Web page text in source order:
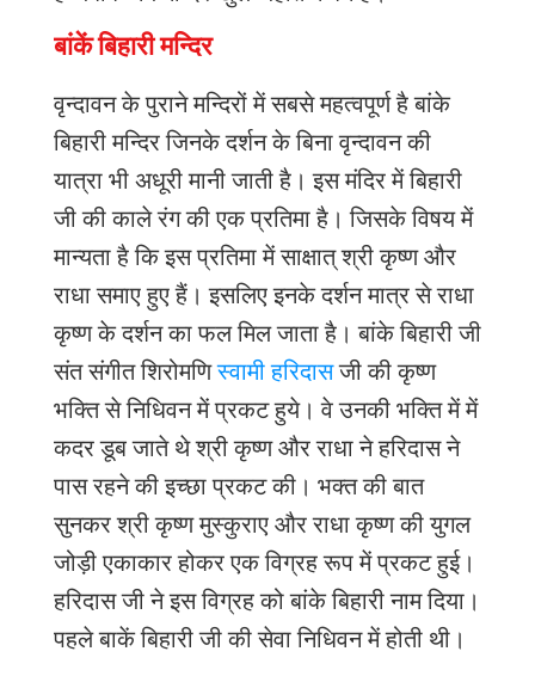
बांकें बिहारी मन्दिर
वृन्दावनकेपुरानेमन्दिरोंमेंसबसेमहत्वपूर्णहैबांके
बिहारीमन्दिरजिनकेदर्शनकेबिनावृन्दावनकी
यात्राभीअधूरीमानीजातीहै। इसमंदिरमेंबिहारी
जीकीकालेरंगकीएकप्रतिमाहै। जिसकेविषयमें
मान्यताहैकिइसप्रतिमामेंसाक्षात्श्रीकृष्णऔर
राधासमाएहुएहैं। इसलिएइनकेदर्शनमात्रसेराधा
कृष्णकेदर्शनकाफलमिलजाताहै। बांकेबिहारीजी
संतसंगीतशिरोमणिस्वामी हरिदासजीकीकृष्ण
भक्तिसेनिधिवनमेंप्रकटहुये। वेउनकीभक्तिमेंमें
कदरडूबजातेथेश्रीकृष्णऔरराधानेहरिदासने
पासरहनेकीइच्छाप्रकटकी। भक्तकीबात
सुनकरश्रीकृष्णमुस्कुराएऔरराधाकृष्णकीयुगल
जोड़ीएकाकारहोकरएकविग्रहरूपमेंप्रकटहुई।
हरिदासजीनेइसविग्रहकोबांकेबिहारीनामदिया।
पहलेबाकेंबिहारीजीकीसेवानिधिवनमेंहोतीथी।